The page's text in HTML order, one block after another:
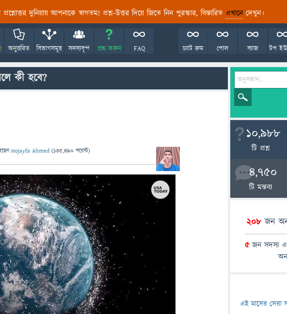
প্রশ্নোত্তর দুনিয়ায় আপনাকে স্বাগতম! প্রশ্ন-উত্তর দিয়ে জিতে নিন পুরস্কার, বিস্তারিত এখানেদেখুন।
অনুত্তরিত বিভাগসমূহ সদস্যবৃন্দ প্রশ্ন করুন FAQ টপ
ব্যাজ
পোল
চ্যাট রুম
কী হবে?
Hojayfa Ahmed (135,490 পয়েন্ট)
10,988
টি প্রশ্ন
4,750
টি মন্তব্য
208জন
5জন সদস্য
এই মাসের সেরা